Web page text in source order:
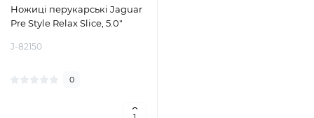
Ножиці перукарські Jaguar
Pre Style Relax Slice, 5.0"
J-82150
0